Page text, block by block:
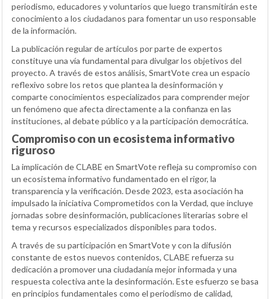
periodismo, educadores y voluntarios que luego transmitirán este
conocimiento a los ciudadanos para fomentar un uso responsable
de la información.
La publicación regular de artículos por parte de expertos
constituye una vía fundamental para divulgar los objetivos del
proyecto. A través de estos análisis, SmartVote crea un espacio
reflexivo sobre los retos que plantea la desinformación y
comparte conocimientos especializados para comprender mejor
un fenómeno que afecta directamente a la confianza en las
instituciones, al debate público y a la participación democrática.
Compromiso con un ecosistema informativo
riguroso
La implicación de CLABE en SmartVote refleja su compromiso con
un ecosistema informativo fundamentado en el rigor, la
transparencia y la verificación. Desde 2023, esta asociación ha
impulsado la iniciativa Comprometidos con la Verdad, que incluye
jornadas sobre desinformación, publicaciones literarias sobre el
tema y recursos especializados disponibles para todos.
A través de su participación en SmartVote y con la difusión
constante de estos nuevos contenidos, CLABE refuerza su
dedicación a promover una ciudadanía mejor informada y una
respuesta colectiva ante la desinformación. Este esfuerzo se basa
en principios fundamentales como el periodismo de calidad,